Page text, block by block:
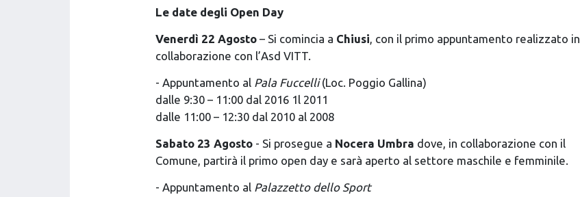
Le date degli Open Day
Venerdì 22 Agosto – Si comincia a Chiusi, con il primo appuntamento realizzato in
collaborazione con l’Asd VITT.
- Appuntamento al Pala Fuccelli(Loc. Poggio Gallina)
dalle 9:30 – 11:00 dal 2016 1l 2011
dalle 11:00 – 12:30 dal 2010 al 2008
Sabato 23 Agosto - Si prosegue a Nocera Umbra dove, in collaborazione con il
Comune, partirà il primo open day e sarà aperto al settore maschile e femminile.
- Appuntamento al Palazzetto dello Sport